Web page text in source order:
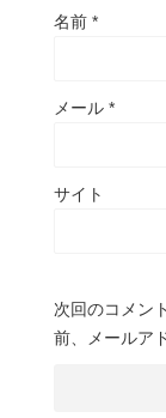
名前 *
メール *
サイト
次回のコメン
前、メールア